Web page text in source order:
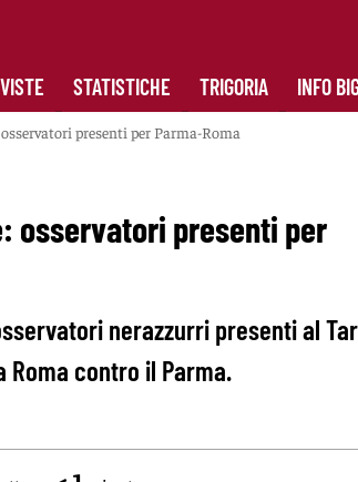
STATISTICHE TRIGORIA INFO
presenti per Parma-Roma
osservatori presenti per
nerazzurri presenti al
contro il Parma.